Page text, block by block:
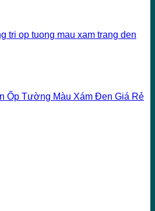
Ốp Tường Màu Xám Đen Giá Rẻ